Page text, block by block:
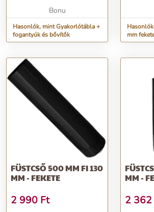
Bonu
Hasonlók, mint Gyakorlótábla +
fogantyúk és bővítők
mm
FÜSTCSŐ 500 MM FI 130
MM - FEKETE
2 990 Ft
MM -
2 362